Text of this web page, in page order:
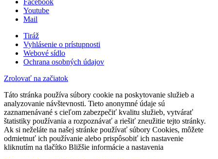
Facebook
Youtube
Mail
Tiráž
Vyhlásenie o prístupnosti
Webové sídlo
Ochrana osobných údajov
Zrolovať na začiatok
Táto stránka používa súbory cookie na poskytovanie služieb a
analyzovanie návštevnosti. Tieto anonymné údaje sú
zaznamenávané s cieľom zabezpečiť kvalitu služieb, vytvárať
štatistiky používania a rozpoznávať a riešiť zneužitie tejto stránky.
Ak si neželáte na našej stránke používať súbory Cookies, môžete
odmietnuť ich používanie alebo prispôsobiť ich nastavenie
kliknutím na tlačítko Bližšie informácie a nastavenia